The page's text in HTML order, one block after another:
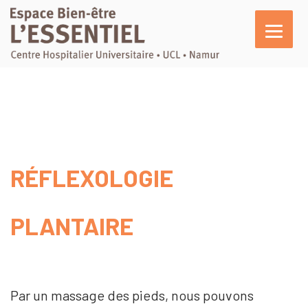
RÉFLEXOLOGIE
PLANTAIRE
Par un massage des pieds, nous pouvons